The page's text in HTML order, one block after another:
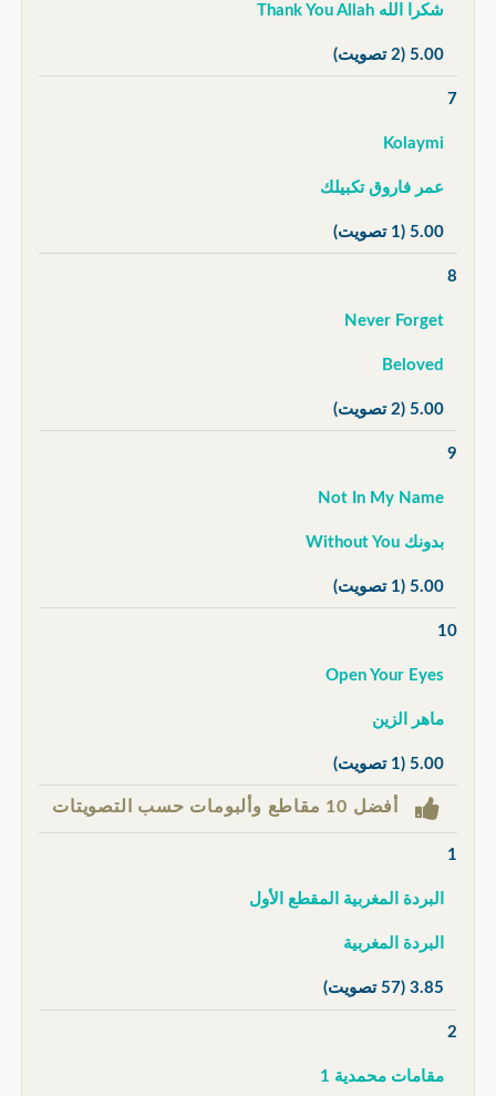
شكرا الله Thank You Allah
5.00 (2 تصويت)
7
Kolaymi
عمر فاروق تكبيلك
5.00 (1 تصويت)
8
Never Forget
Beloved
5.00 (2 تصويت)
9
Not In My Name
بدونك Without You
5.00 (1 تصويت)
10
Open Your Eyes
ماهر الزين
5.00 (1 تصويت)
أفضل 10 مقاطع وألبومات حسب التصويتات
1
البردة المغربية المقطع الأول
البردة المغربية
3.85 (57 تصويت)
2
مقامات محمدية 1